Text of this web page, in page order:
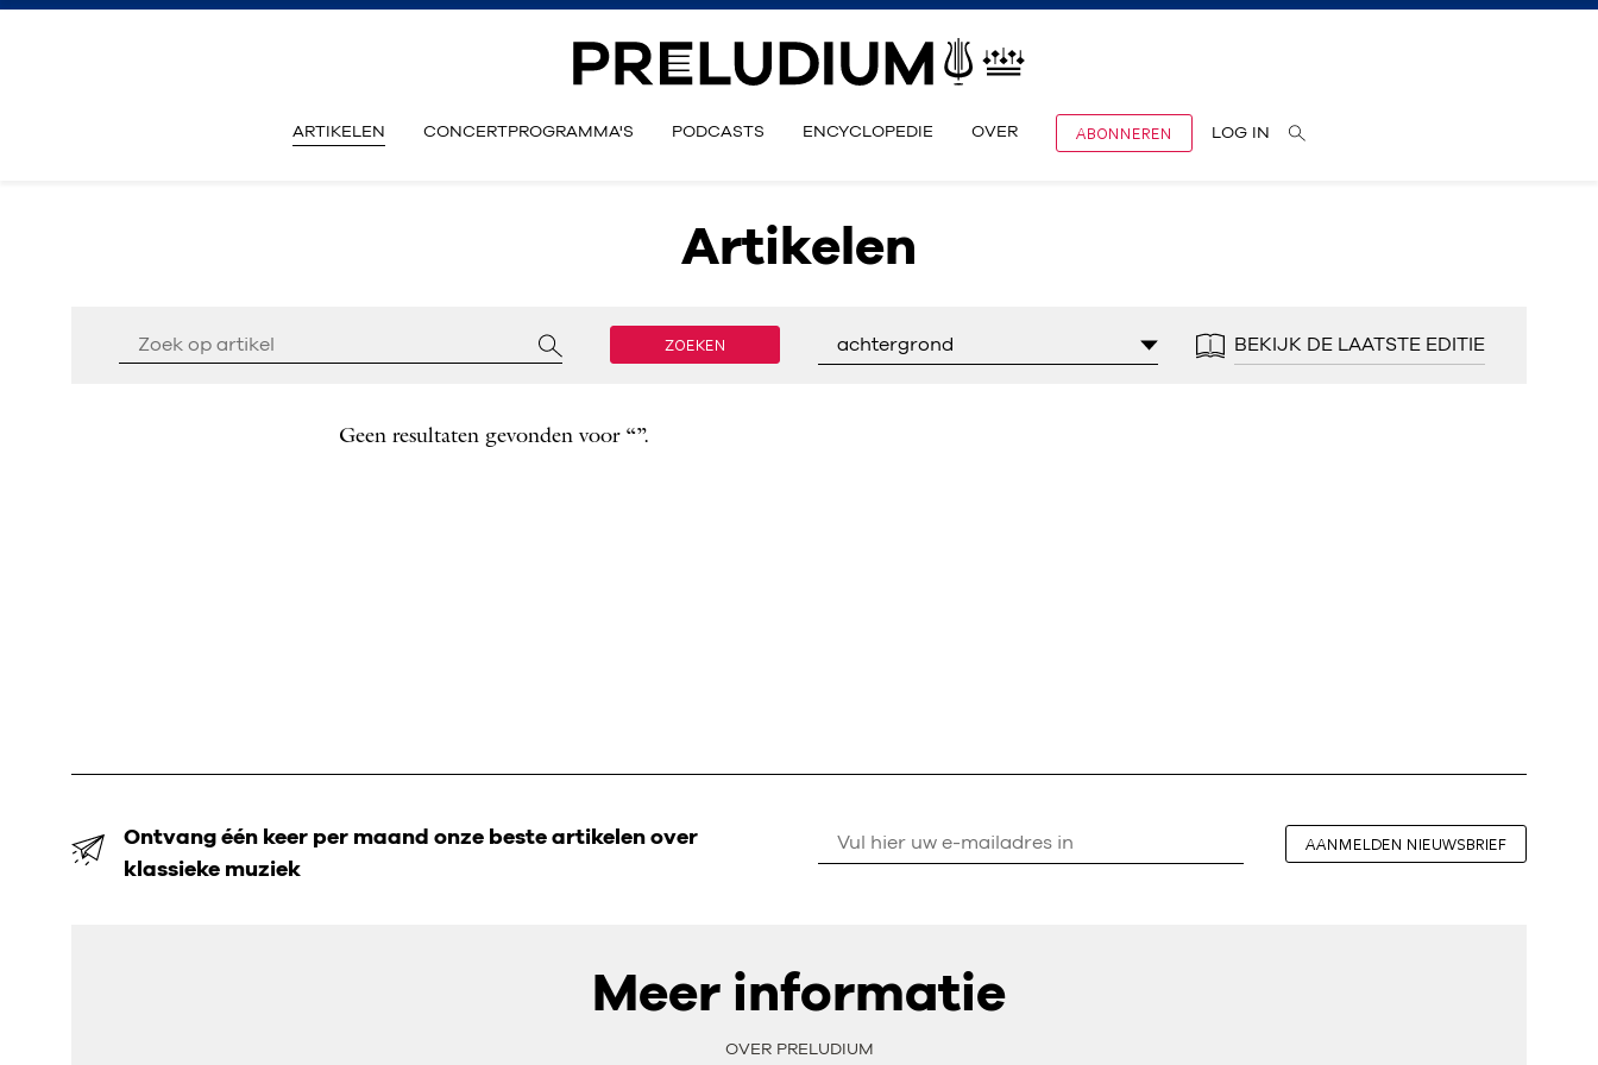
ARTIKELEN CONCERTPROGRAMMA'S PODCASTS ENCYCLOPEDIE OVER ABONNEREN LOG IN
Artikelen
ZOEKEN achtergrond BEKIJK DE LAATSTE EDITIE
Geen resultaten gevonden voor “”.
Ontvang één keer per maand onze beste artikelen over
klassieke muziek
AANMELDEN NIEUWSBRIEF
Meer informatie
OVER PRELUDIUM